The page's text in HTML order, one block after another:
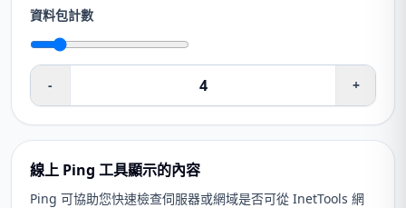
資料包計數
- +
線上 Ping 工具顯示的內容
Ping 可協助您快速檢查伺服器或網域是否可從 InetTools 網